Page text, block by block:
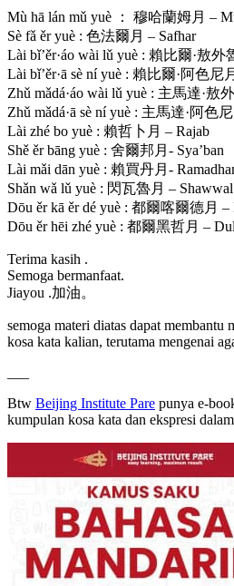
Mù hā lán mǔ yuè ： 穆哈蘭姆月 –
Sè fǎ ěr yuè : 色法爾月 – Safhar
Lài bǐ’ěr·áo wài lǔ yuè : 賴比爾·敖
Lài bǐ’ěr·ā sè ní yuè : 賴比爾·阿色尼
Zhǔ mǎdá·áo wài lǔ yuè : 主馬達·敖
Zhǔ mǎdá·ā sè ní yuè : 主馬達·阿色
Lài zhé bo yuè : 賴哲卜月 – Rajab
Shě ěr bāng yuè : 舍爾邦月- Sya’ban
Lài mǎi dān yuè : 賴買丹月-
Shǎn wǎ lǔ yuè : 閃瓦魯月 – Shawwal
Dōu ěr kā ěr dé yuè : 都爾喀爾德月 –
Dōu ěr hēi zhé yuè : 都爾黑哲月 –
Terima kasih .
Semoga bermanfaat.
Jiayou .加油。
semoga materi diatas dapat membantu
kosa kata kalian, terutama mengenai
Btw Beijing Institute Pare punya e-
kumpulan kosa kata dan ekspresi